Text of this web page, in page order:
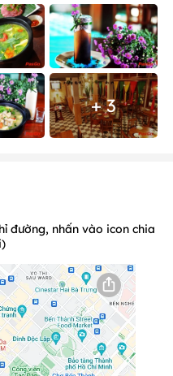
+ 3
đường, nhấn vào icon chia